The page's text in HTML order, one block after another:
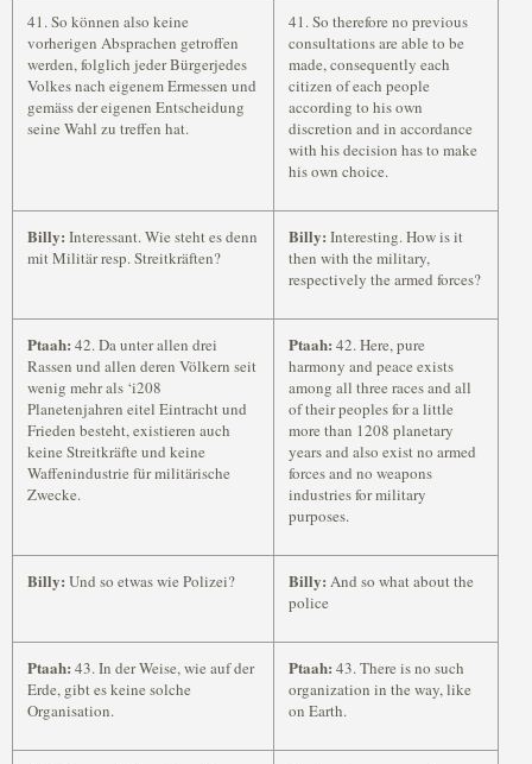
41. So können also keine
vorherigen Absprachen getroffen
werden, folglich jeder Bürgerjedes
Volkes nach eigenem Ermessen und
gemäss der eigenen Entscheidung
seine Wahl zu treffen hat.
41. So therefore no previous
consultations are able to be
made, consequently each
citizen of each people
according to his own
discretion and in accordance
with his decision has to make
his own choice.
Billy: Interessant. Wie steht es denn
mit Militär resp. Streitkräften?
Billy: Interesting. How is it
then with the military,
respectively the armed forces?
Ptaah: 42. Da unter allen drei
Rassen und allen deren Völkern seit
wenig mehr als ‘i208
Planetenjahren eitel Eintracht und
Frieden besteht, existieren auch
keine Streitkräfte und keine
Waffenindustrie für militärische
Zwecke.
Ptaah: 42. Here, pure
harmony and peace exists
among all three races and all
of their peoples for a little
more than 1208 planetary
years and also exist no armed
forces and no weapons
industries for military
purposes.
Billy: Und so etwas wie Polizei? Billy: And so what about the
police
Ptaah: 43. In der Weise, wie auf der
Erde, gibt es keine solche
Organisation.
Ptaah: 43. There is no such
organization in the way, like
on Earth.